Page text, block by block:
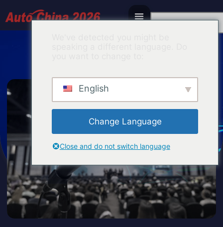
Spanish
English
Change Language
Close and do not switch language